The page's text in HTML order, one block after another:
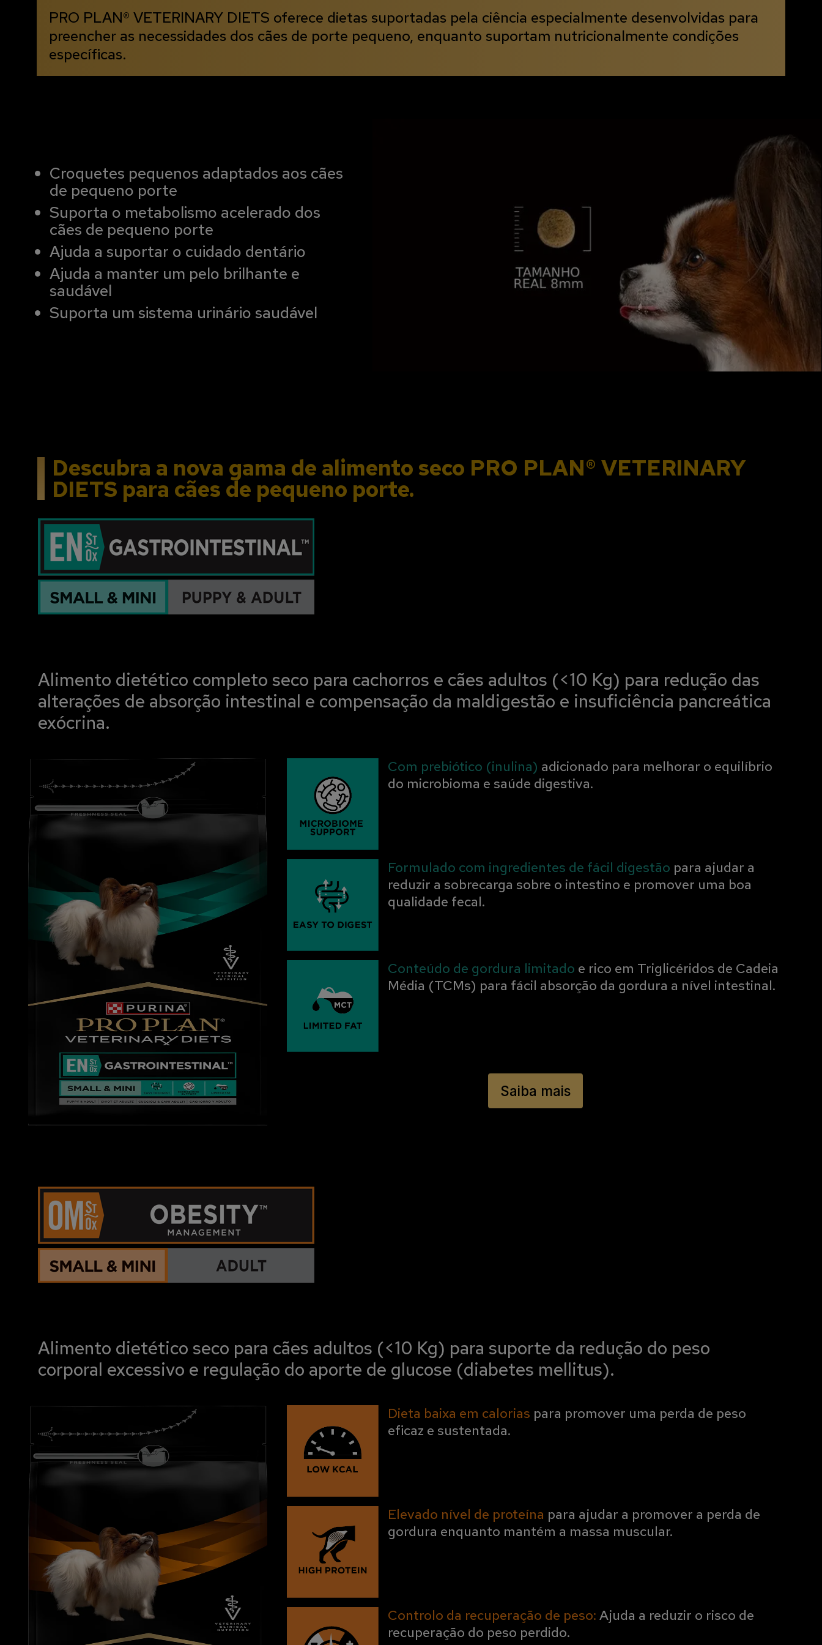
PRO PLAN® VETERINARY DIETS oferece dietas suportadas pela ciência especialmente desenvolvidas para
preencher as necessidades dos cães de porte pequeno, enquanto suportam nutricionalmente condições
específicas.
Croquetes pequenos adaptados aos cães
de pequeno porte
Suporta o metabolismo acelerado dos
cães de pequeno porte
Ajuda a suportar o cuidado dentário
Ajuda a manter um pelo brilhante e
saudável
Suporta um sistema urinário saudável
Descubra a nova gama de alimento seco PRO PLAN® VETERINARY
DIETS para cães de pequeno porte.
Alimento dietético completo seco para cachorros e cães adultos (<10 Kg) para redução das
alterações de absorção intestinal e compensação da maldigestão e insuficiência pancreática
exócrina.
Com prebiótico (inulina) adicionado para melhorar o equilíbrio
do microbioma e saúde digestiva.
Formulado com ingredientes de fácil digestão para ajudar a
reduzir a sobrecarga sobre o intestino e promover uma boa
qualidade fecal.
Conteúdo de gordura limitado e rico em Triglicéridos de Cadeia
Média (TCMs) para fácil absorção da gordura a nível intestinal.
Saiba mais
Alimento dietético seco para cães adultos (<10 Kg) para suporte da redução do peso
corporal excessivo e regulação do aporte de glucose (diabetes mellitus).
Dieta baixa em calorias para promover uma perda de peso
eficaz e sustentada.
Elevado nível de proteína para ajudar a promover a perda de
gordura enquanto mantém a massa muscular.
Controlo da recuperação de peso: Ajuda a reduzir o risco de
recuperação do peso perdido.